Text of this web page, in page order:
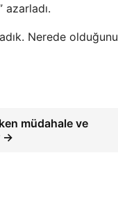
azarladı.
Nerede olduğunu
müdahale ve
→